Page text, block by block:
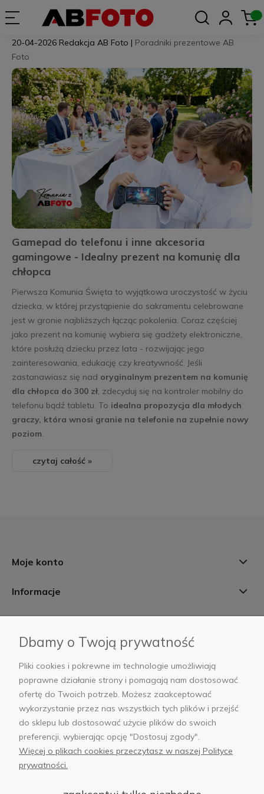
Gamepad do telefonu i inne akcesoria
gamingowe - Idealny prezent na komunię dla
chłopca
20-04-2026 Redakcja AB Foto | Poradniki prezentowe AB
Foto
Pierwsza Komunia Święta to wyjątkowa uroczystość w życiu
dziecka, w której przystąpienie do sakramentu celebrowane
jest w gronie najbliższych łącząc pokolenia. Coraz częściej
jako prezent na komunię wybiera się gadżety elektroniczne,
które posłużą dziecku przez lata - rozwijając jego
zainteresowania, edukację czy kreatywność. Jeśli
zastanawiasz się nad oryginalnym prezentem na komunię
dla chłopca do 300 zł, zdecyduj się na kontroler mobilny do
telefonu bądź tabletu. To idealna propozycja dla młodych
graczy, która wnosi granie na telefonie na zupełnie nowy
poziom.
czytaj całość »
Moje konto
Informacje
AB Foto
sklep@abfoto.pl
+48 797 971 275
Dbamy o Twoją prywatność
Pliki cookies i pokrewne im technologie umożliwiają
poprawne działanie strony i pomagają nam dostosować
ofertę do Twoich potrzeb. Możesz zaakceptować
wykorzystanie przez nas wszystkich tych plików i przejść
do sklepu lub dostosować użycie plików do swoich
preferencji, wybierając opcję "Dostosuj zgody".
Więcej o plikach cookies przeczytasz w naszej Polityce
prywatności.